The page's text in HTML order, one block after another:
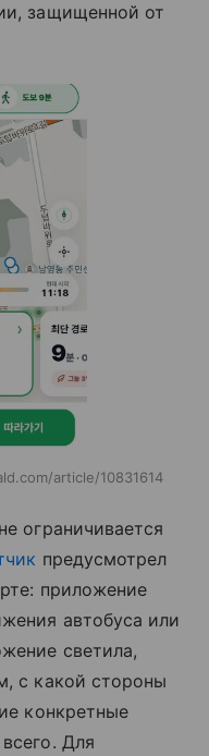
защищенной от
article/10831614
ограничивается
предусмотрел
приложение
автобуса или
светила,
с какой стороны
конкретные
Для